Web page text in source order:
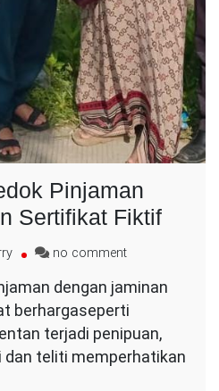
Pinjaman
Sertifikat Fiktif
no commenton
Berkedok
Pinjaman
dengan
Jaminan
Sertifikat
dengan jaminan
berhargaseperti
terjadi penipuan,
dan teliti memperhatikan